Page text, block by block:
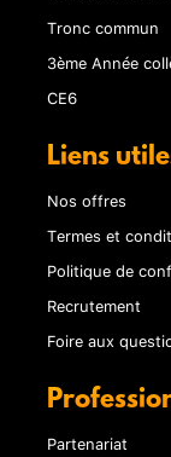
Tronc commun
3ème Année
CE6
Liens
Nos offres
Termes et
Politique de
Recrutement
Foire aux
Partenariat